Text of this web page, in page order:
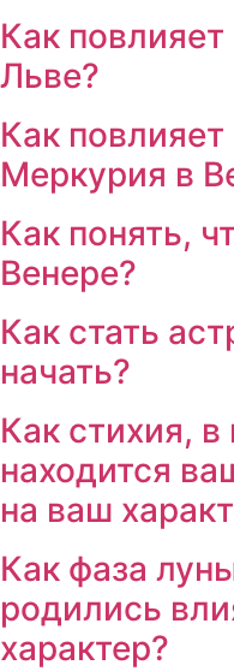
Как
Льве?
Как повлияет
Меркурия в
Как понять,
Венере?
Как стать
начать?
Как стихия, в
находится
на ваш
Как фаза
родились
характер?